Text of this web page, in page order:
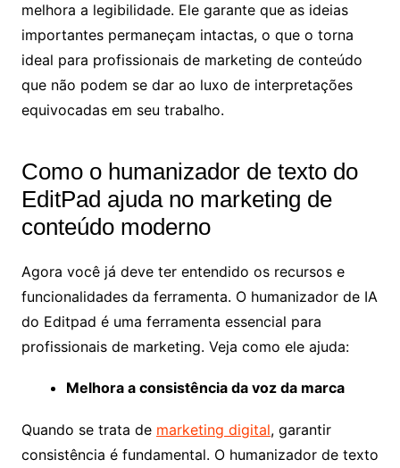
melhora a legibilidade. Ele garante que as ideias
importantes permaneçam intactas, o que o torna
ideal para profissionais de marketing de conteúdo
que não podem se dar ao luxo de interpretações
equivocadas em seu trabalho.
Como o humanizador de texto do
EditPad ajuda no marketing de
conteúdo moderno
Agora você já deve ter entendido os recursos e
funcionalidades da ferramenta. O humanizador de IA
do Editpad é uma ferramenta essencial para
profissionais de marketing. Veja como ele ajuda:
Melhora a consistência da voz da marca
Quando se trata de marketing digital, garantir
consistência é fundamental. O humanizador de texto